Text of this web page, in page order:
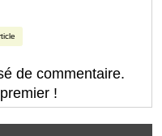
de commentaire.
!